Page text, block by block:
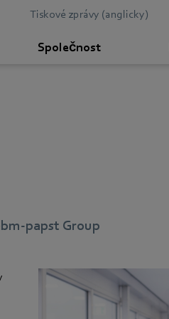
Tiskové zprávy (anglicky)
Společnost
Group